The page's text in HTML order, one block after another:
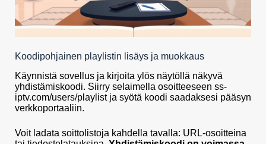
Koodipohjainen playlistin lisäys ja muokkaus
Käynnistä sovellus ja kirjoita ylös näytöllä näkyvä
yhdistämiskoodi. Siirry selaimella osoitteeseen ss-
iptv.com/users/playlist ja syötä koodi saadaksesi pääsyn
verkkoportaaliin.
Voit ladata soittolistoja kahdella tavalla: URL-osoitteina